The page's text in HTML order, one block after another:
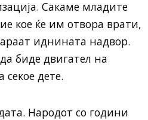
Сакаме младите
кое ќе им отвора врати,
иднината надвор.
биде двигател на
дете.
Народот со години